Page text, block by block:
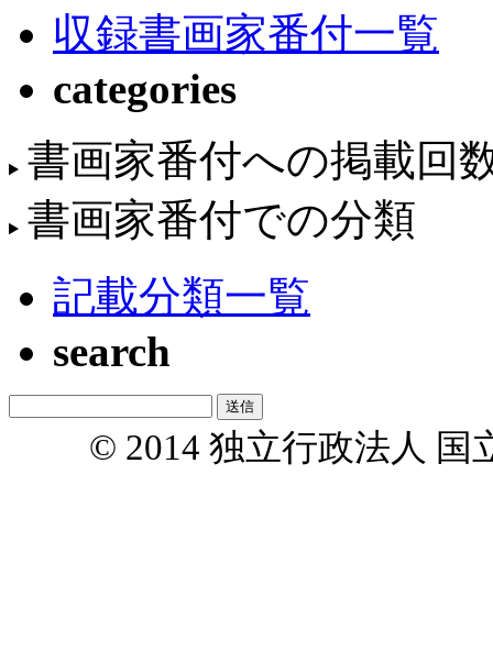
収録書画家番付一覧
categories
書画家番付への掲載回
書画家番付での分類
記載分類一覧
search
© 2014 独立行政法人 国